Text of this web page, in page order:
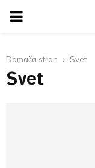
PRIMARY
Domača stran Svet
Svet